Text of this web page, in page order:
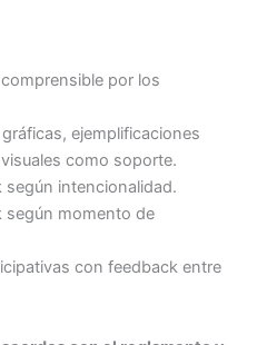
por los
ejemplificaciones
como soporte.
según intencionalidad.
según momento de
con feedback entre